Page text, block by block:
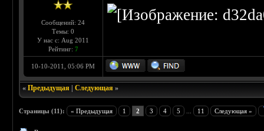
Сообщений: 24
Темы: 0
У нас с: Aug 2011
Рейтинг: 7
10-10-2011, 05:06 PM
«Предыдущая |Следующая »
Страницы (11): « Предыдущая 1 2 3 4 5 11 Следующая »